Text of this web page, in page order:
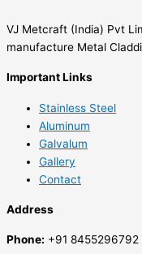
VJ Metcraft (India) Pvt
manufacture Metal
Important Links
Stainless Steel
Aluminum
Galvalum
Gallery
Contact
Address
Phone: +91 8455296792